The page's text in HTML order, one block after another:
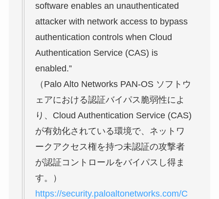
software enables an unauthenticated
attacker with network access to bypass
authentication controls when Cloud
Authentication Service (CAS) is
enabled.”
（Palo Alto Networks PAN-OS ソフトウ
ェアにおける認証バイパス脆弱性によ
り、Cloud Authentication Service (CAS)
が有効化されている環境で、ネットワ
ークアクセス権を持つ未認証の攻撃者
が認証コントロールをバイパスし得ま
す。）
https://security.paloaltonetworks.com/C